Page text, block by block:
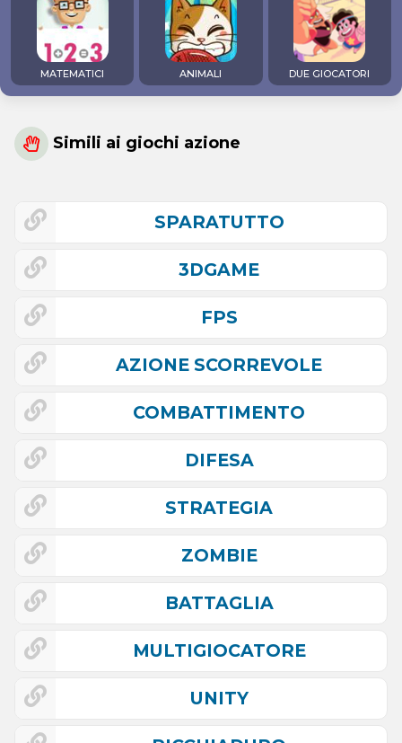
MATEMATICI ANIMALI DUE GIOCATORI
Simili ai giochi azione
SPARATUTTO
3DGAME
FPS
AZIONE SCORREVOLE
COMBATTIMENTO
DIFESA
STRATEGIA
ZOMBIE
BATTAGLIA
MULTIGIOCATORE
UNITY